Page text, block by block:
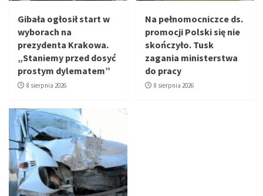
Gibała ogłosił start w
wyborach na
prezydenta Krakowa.
„Staniemy przed dosyć
prostym dylematem”
8 sierpnia 2026
Na pełnomocniczce ds.
promocji Polski się nie
skończyło. Tusk
zagania ministerstwa
do pracy
8 sierpnia 2026